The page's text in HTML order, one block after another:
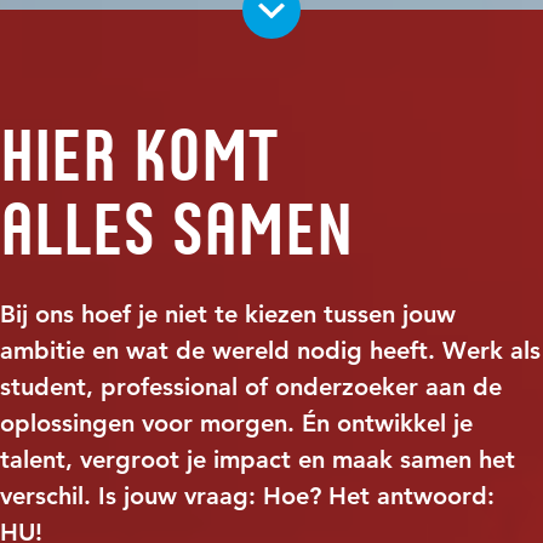
Hier komt
alles samen
Bij ons hoef je niet te kiezen tussen jouw
ambitie en wat de wereld nodig heeft. Werk als
student, professional of onderzoeker aan de
oplossingen voor morgen. Én ontwikkel je
talent, vergroot je impact en maak samen het
verschil. Is jouw vraag: Hoe? Het antwoord:
HU!